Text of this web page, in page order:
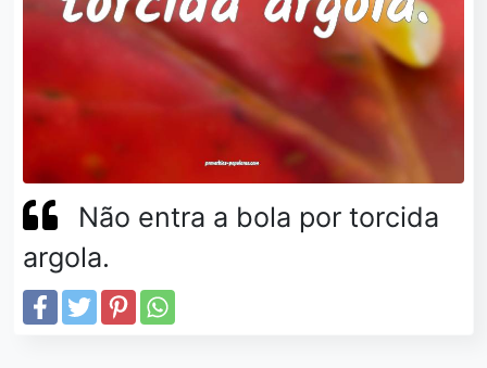
Não entra a bola por torcida
argola.